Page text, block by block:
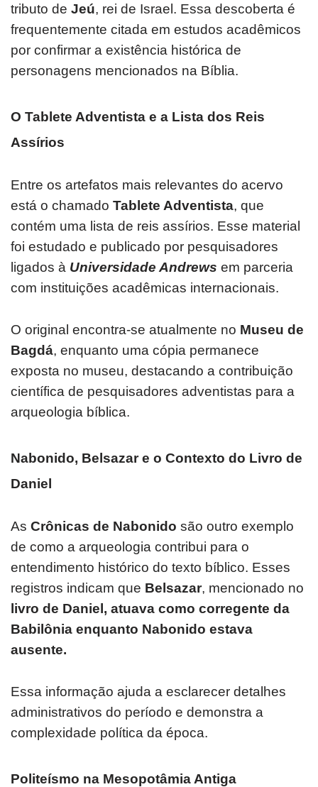
tributo de Jeú, rei de Israel. Essa descoberta é
frequentemente citada em estudos acadêmicos
por confirmar a existência histórica de
personagens mencionados na Bíblia.
O Tablete Adventista e a Lista dos Reis
Assírios
Entre os artefatos mais relevantes do acervo
está o chamado Tablete Adventista, que
contém uma lista de reis assírios. Esse material
foi estudado e publicado por pesquisadores
ligados à Universidade Andrews em parceria
com instituições acadêmicas internacionais.
O original encontra-se atualmente no Museu de
Bagdá, enquanto uma cópia permanece
exposta no museu, destacando a contribuição
científica de pesquisadores adventistas para a
arqueologia bíblica.
Nabonido, Belsazar e o Contexto do Livro de
Daniel
As Crônicas de Nabonido são outro exemplo
de como a arqueologia contribui para o
entendimento histórico do texto bíblico. Esses
registros indicam que Belsazar, mencionado no
livro de Daniel, atuava como corregente da
Babilônia enquanto Nabonido estava
ausente.
Essa informação ajuda a esclarecer detalhes
administrativos do período e demonstra a
complexidade política da época.
Politeísmo na Mesopotâmia Antiga